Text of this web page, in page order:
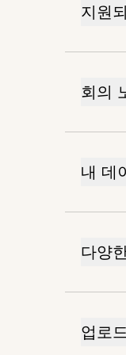
지원
회의
내 데
다양
업로